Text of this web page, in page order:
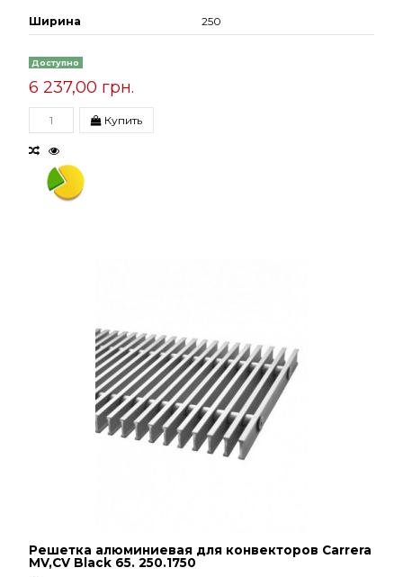
Ширина 250
Доступно
6 237,00 грн.
Купить
Решетка алюминиевая для конвекторов Carrera
МV,СV Black 65. 250.1750